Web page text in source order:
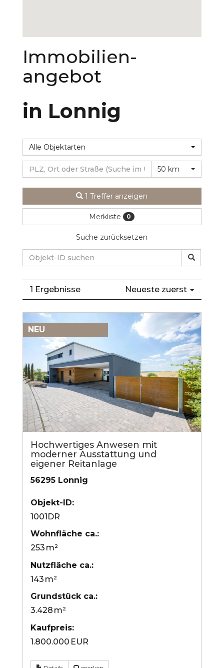
Immobilien­
angebot
in Lonnig
Alle Objektarten
50 km
1 Treffer anzeigen
Merkliste 0
Suche zurücksetzen
1 Ergebnisse Neueste zuerst
NEU
Hochwertiges Anwesen mit
moderner Ausstattung und
eigener Reitanlage
56295 Lonnig
Objekt-ID:
1001DR
Wohnfläche ca.:
253 m²
Nutzfläche ca.:
143 m²
Grund­stück ca.:
3.428 m²
Kaufpreis:
1.800.000 EUR